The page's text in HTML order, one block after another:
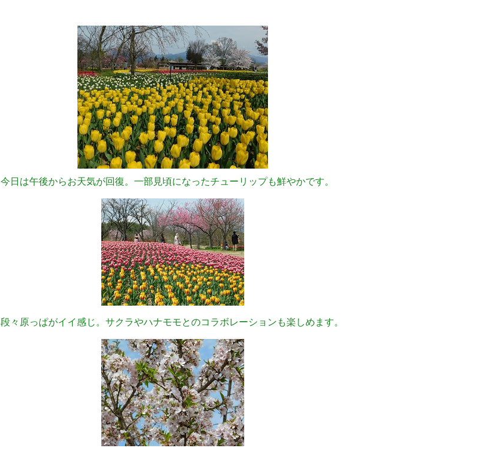
今日は午後からお天気が回復。一部見頃になったチューリップも鮮やかです。
段々原っぱがイイ感じ。サクラやハナモモとのコラボレーションも楽しめます。